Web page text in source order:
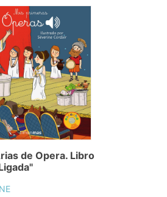
de Opera. Libro